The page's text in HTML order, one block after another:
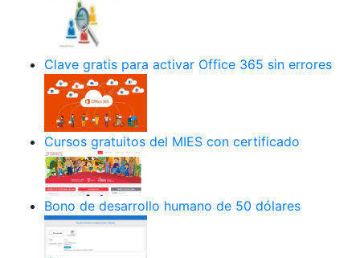
Clave gratis para activar Office 365 sin errores
Cursos gratuitos del MIES con certificado
Bono de desarrollo humano de 50 dólares